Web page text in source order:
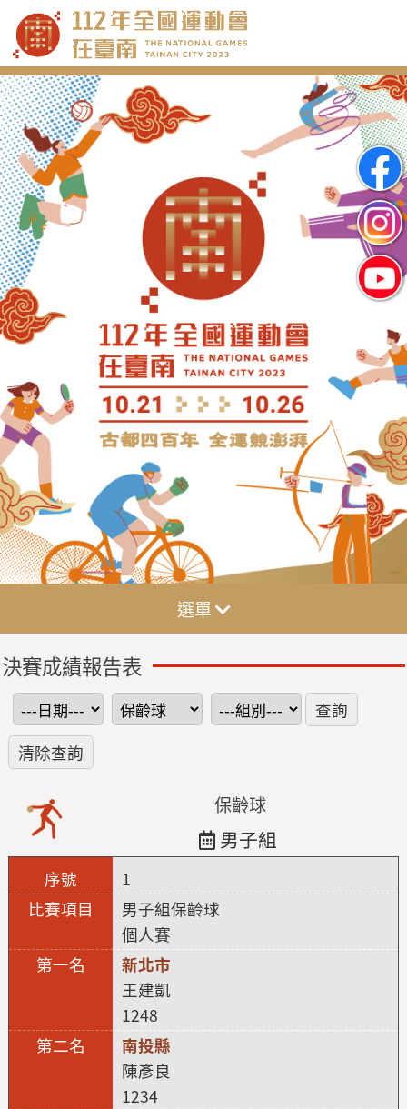
要
內
容
選單
決賽成績報告表
保齡球
男子組
1
男子組保齡球
個人賽
新北市
王建凱
1248
南投縣
陳彥良
1234